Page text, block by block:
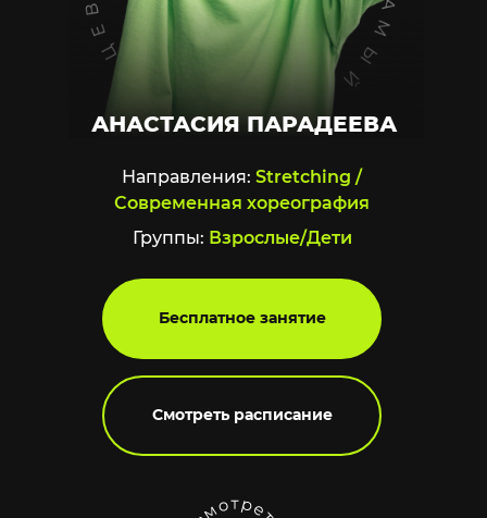
Направления: Stretching /
Современная хореография
Группы: Взрослые/Дети
АНАСТАСИЯ ПАРАДЕЕВА
Бесплатное занятие
Смотреть расписание